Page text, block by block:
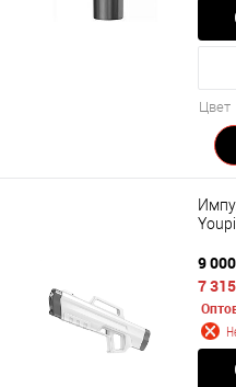
Цвет
9
7